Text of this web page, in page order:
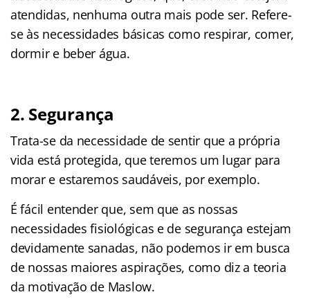
atendidas, nenhuma outra mais pode ser. Refere-
se às necessidades básicas como respirar, comer,
dormir e beber água.
2. Segurança
Trata-se da necessidade de sentir que a própria
vida está protegida, que teremos um lugar para
morar e estaremos saudáveis, por exemplo.
É fácil entender que, sem que as nossas
necessidades fisiológicas e de segurança estejam
devidamente sanadas, não podemos ir em busca
de nossas maiores aspirações, como diz a teoria
da motivação de Maslow.